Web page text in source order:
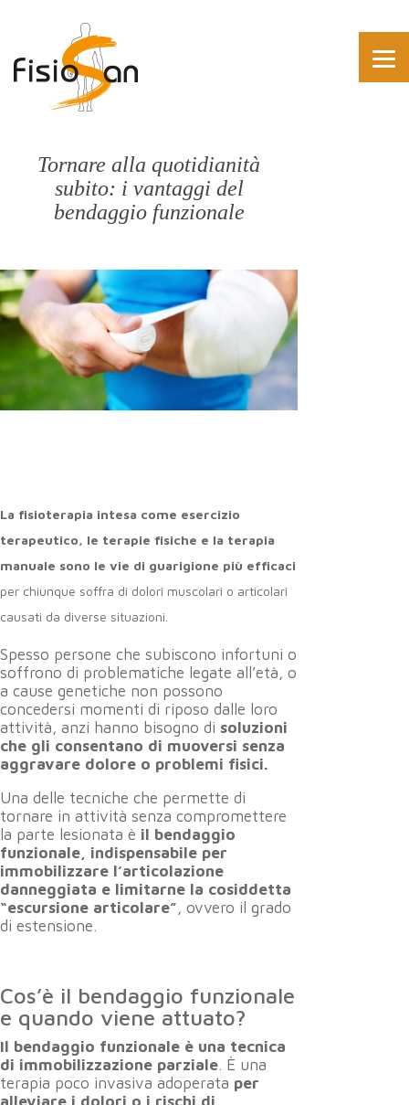
Tornare alla quotidianità
subito: i vantaggi del
bendaggio funzionale
La fisioterapia intesa come esercizio
terapeutico, le terapie fisiche e la terapia
manuale sono le vie di guarigione più efficaci
per chiunque soffra di dolori muscolari o articolari
causati da diverse situazioni.
Spesso persone che subiscono infortuni o
soffrono di problematiche legate all’età, o
a cause genetiche non possono
concedersi momenti di riposo dalle loro
attività, anzi hanno bisogno di soluzioni
che gli consentano di muoversi senza
aggravare dolore o problemi fisici.
Una delle tecniche che permette di
tornare in attività senza compromettere
la parte lesionata è il bendaggio
funzionale, indispensabile per
immobilizzare l’articolazione
danneggiata e limitarne la cosiddetta
“escursione articolare”, ovvero il grado
di estensione.
Cos’è il bendaggio funzionale
e quando viene attuato?
Il bendaggio funzionale è una tecnica
di immobilizzazione parziale. È una
terapia poco invasiva adoperata per
alleviare i dolori o i rischi di